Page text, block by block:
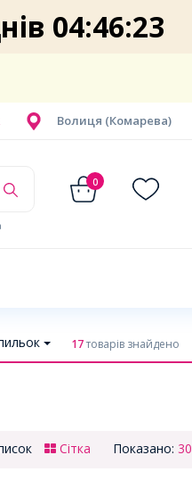
04:46:22
Волиця (Комарева)
0
17товарів знайдено
Показано: 30
Сітка